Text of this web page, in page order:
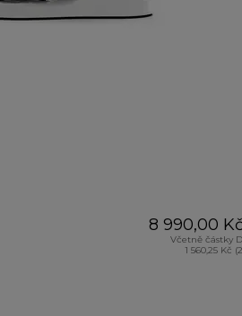
8 990,00
Včetně částky
1 560,25 Kč